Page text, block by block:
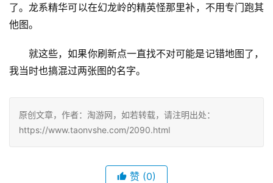
了。龙系精华可以在幻龙岭的精英怪那里补，不用专门跑其
他图。
就这些，如果你刷新点一直找不对可能是记错地图了，
我当时也搞混过两张图的名字。
原创文章，作者：淘游网，如若转载，请注明出处：
https://www.taonvshe.com/2090.html
赞 (0)